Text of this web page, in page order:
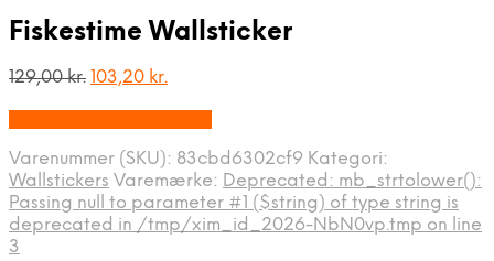
Fiskestime Wallsticker
129,00kr. Den
129,00 kr..
103,20 kr.Den
103,20 kr..
Varenummer (SKU): 83cbd6302cf9 Kategori:
Wallstickers Varemærke: Deprecated: mb_strtolower():
Passing null to parameter #1 ($string) of type string is
deprecated in /tmp/xim_id_2026-NbN0vp.tmp on line
3